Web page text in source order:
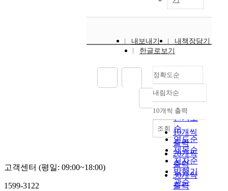
내보내기
내책장담기
한글로보기
정확도순
정확도
순
인기도
순
연도순
제목순
저자순
발행기
관순
내림차순
내림차순
10개씩 출력
10개씩
출력
20개씩
출력
30개씩
출력
조회
고객센터 (평일: 09:00~18:00)
1599-3122